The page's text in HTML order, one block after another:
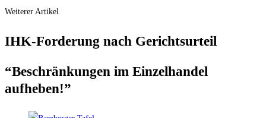
Weiterer Artikel
IHK-For­de­rung nach Gerichtsurteil
“Beschrän­kun­gen im Ein­zel­han­del
aufheben!”